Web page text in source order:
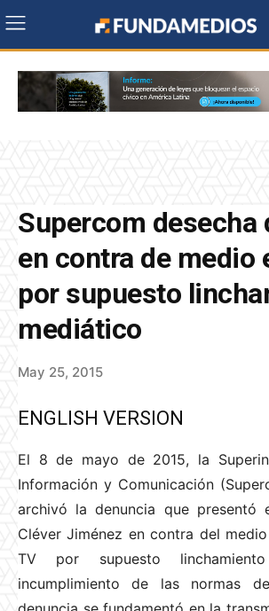
Supercom desecha
en contra de medio
por supuesto
mediático
May 25, 2015
ENGLISH VERSION
El 8 de mayo de 2015, la
Información y Comunicación
archivó la denuncia que presentó
Cléver Jiménez en contra del
TV por supuesto
incumplimiento de las normas